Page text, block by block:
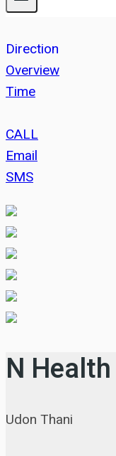
Direction
Overview
Time
CALL
Email
SMS
N
Udon Thani